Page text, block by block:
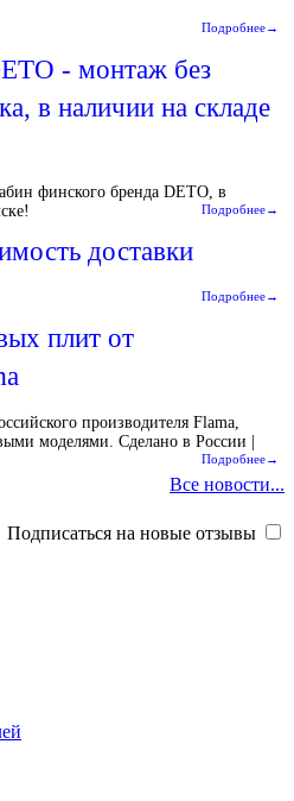
Подробнее→
- монтаж без
в наличии на складе
финского бренда DETO, в
Подробнее→
доставки
Подробнее→
плит от
производителя Flama,
моделями. Сделано в России |
Подробнее→
Все новости...
Подписаться на новые отзывы